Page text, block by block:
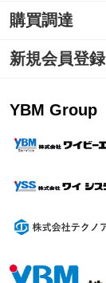
購買調達
新規会員登録
YBM Group